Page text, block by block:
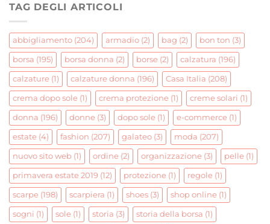
scorsi
TAG DEGLI ARTICOLI
abbigliamento (204) armadio (2) bag (2) bon ton (3)
borsa (195) borsa donna (2) borse (2) calzatura (196)
calzature (1) calzature donna (196) Casa Italia (208)
crema dopo sole (1) crema protezione (1) creme solari (1)
donna (196) donne (3) dopo sole (1) e-commerce (1)
estate (4) fashion (207) galateo (3) moda (207)
nuovo sito web (1) ordine (2) organizzazione (3) pelle (1)
primavera estate 2019 (12) protezione (1) regole (1)
scarpe (198) scarpiera (1) shoes (3) shop online (1)
sogni (1) sole (1) storia (3) storia della borsa (1)